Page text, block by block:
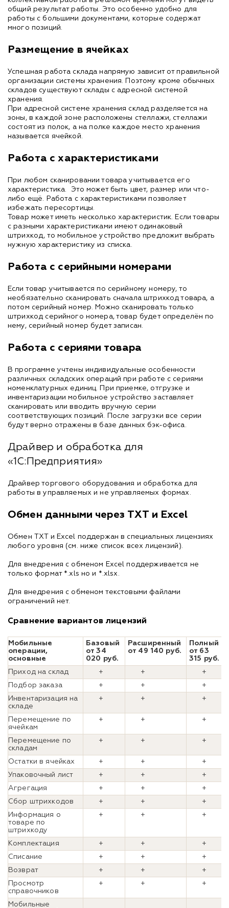
общий результат работы. Это особенно удобно для
работы с большими документами, которые содержат
много позиций.
Размещение в ячейках
Успешная работа склада напрямую зависит от правильной
организации системы хранения. Поэтому кроме обычных
складов существуют склады с адресной системой
хранения.
При адресной системе хранения склад разделяется на
зоны, в каждой зоне расположены стеллажи, стеллажи
состоят из полок, а на полке каждое место хранения
называется ячейкой.
Работа с характеристиками
При любом сканировании товара учитывается его
характеристика. Это может быть цвет, размер или что-
либо ещё. Работа с характеристиками позволяет
избежать пересортицы.
Товар может иметь несколько характеристик. Если товары
с разными характеристиками имеют одинаковый
штрихкод, то мобильное устройство предложит выбрать
нужную характеристику из списка.
Работа с серийными номерами
Если товар учитывается по серийному номеру, то
необязательно сканировать сначала штрихкод товара, а
потом серийный номер. Можно сканировать только
штрихкод серийного номера, товар будет определён по
нему, серийный номер будет записан.
Работа с сериями товара
В программе учтены индивидуальные особенности
различных складских операций при работе с сериями
номенклатурных единиц. При приемке, отгрузке и
инвентаризации мобильное устройство заставляет
сканировать или вводить вручную серии
соответствующих позиций. После загрузки все серии
будут верно отражены в базе данных бэк-офиса.
Драйвер и обработка для
«1С:Предприятия»
Драйвер торгового оборудования и обработка для
работы в управляемых и не управляемых формах.
Обмен данными через TXT и Excel
Обмен TXT и Excel поддержан в специальных лицензиях
любого уровня (см. ниже список всех лицензий).
Для внедрения с обменом Excel поддерживается не
только формат *.xls но и *.xlsx.
Для внедрения с обменом текстовыми файлами
ограничений нет.
Сравнение вариантов лицензий
Мобильные
операции,
основные
Базовый
от 34
020 руб.
Расширенный
от 49 140 руб.
Полный
от 63
315 руб.
Приход на склад
+ +
+
Подбор заказа
+ +
+
Инвентаризация на
складе
+ + +
Перемещение по
ячейкам
+ + +
Перемещение по
складам
+ + +
Остатки в ячейках + +
+
Упаковочный лист
+ +
+
Агрегация
+ +
+
Сбор штрихкодов
+ +
+
Информация о
товаре по
штрихкоду
+ + +
Комплектация + +
+
Списание
+ +
+
Возврат
+ +
+
Просмотр
справочников
+ + +
Мобильные